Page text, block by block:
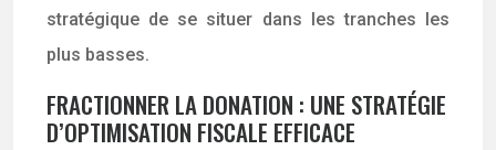
stratégique de se situer dans les tranches les
plus basses.
FRACTIONNER LA DONATION : UNE STRATÉGIE
D’OPTIMISATION FISCALE EFFICACE